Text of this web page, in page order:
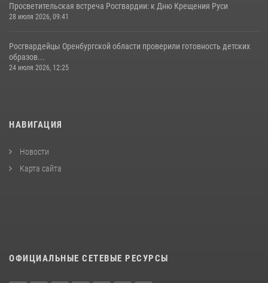
Просветительская встреча Росгвардии: к Дню Крещения Руси
28 июля 2026, 09:41
Росгвардейцы Оренбургской области проверили готовность детских
образов...
24 июля 2026, 12:25
НАВИГАЦИЯ
Новости
Карта сайта
ОФИЦИАЛЬНЫЕ СЕТЕВЫЕ РЕСУРСЫ